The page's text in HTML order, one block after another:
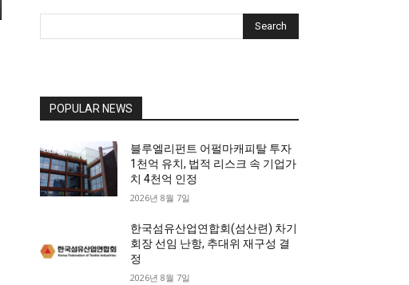
Search
POPULAR NEWS
블루엘리펀트 어펄마캐피탈 투자
1천억 유치, 법적 리스크 속 기업가
치 4천억 인정
2026년 8월 7일
한국섬유산업연합회(섬산련) 차기
회장 선임 난항, 추대위 재구성 결
정
2026년 8월 7일